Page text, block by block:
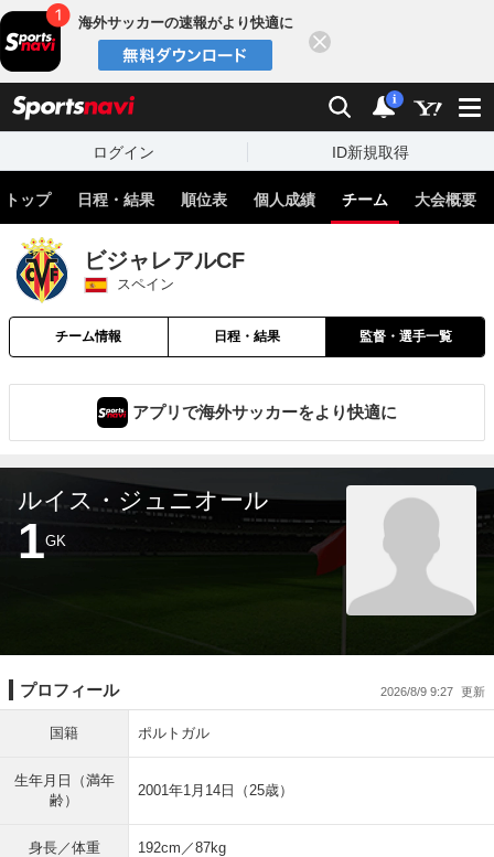
海外サッカーの速報がより快適に
検索 通知
i
ログイン ID新規取得
トップ 日程・結果 順位表 個人成績 チーム 大会概要
ビジャレアルCF
スペイン
チーム情報 日程・結果 監督・選手一覧
アプリで海外サッカーをより快適に
ルイス・ジュニオール
1GK
プロフィール 2026/8/9 9:27
国籍 ポルトガル
生年月日（満年
齢）
2001年1月14日（25歳）
身長／体重 192cm／87kg